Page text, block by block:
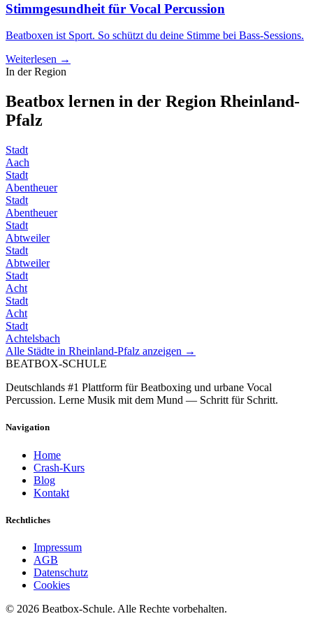
Stimmgesundheit für Vocal Percussion
Beatboxen ist Sport. So schützt du deine Stimme bei Bass-Sessions.
Weiterlesen →
In der Region
Beatbox lernen in der Region Rheinland-
Pfalz
Stadt
Aach
Stadt
Abentheuer
Stadt
Abentheuer
Stadt
Abtweiler
Stadt
Abtweiler
Stadt
Acht
Stadt
Acht
Stadt
Achtelsbach
Alle Städte in Rheinland-Pfalz anzeigen →
BEATBOX-SCHULE
Deutschlands #1 Plattform für Beatboxing und urbane Vocal
Percussion. Lerne Musik mit dem Mund — Schritt für Schritt.
Navigation
Home
Crash-Kurs
Blog
Kontakt
Rechtliches
Impressum
AGB
Datenschutz
Cookies
© 2026 Beatbox-Schule. Alle Rechte vorbehalten.